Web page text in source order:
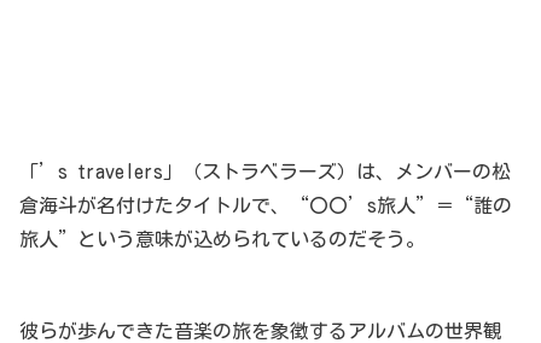
「’s travelers」（ストラベラーズ）は、メンバーの松
倉海斗が名付けたタイトルで、“〇〇’s旅人”＝“誰の
旅人”という意味が込められているのだそう。
彼らが歩んできた音楽の旅を象徴するアルバムの世界観